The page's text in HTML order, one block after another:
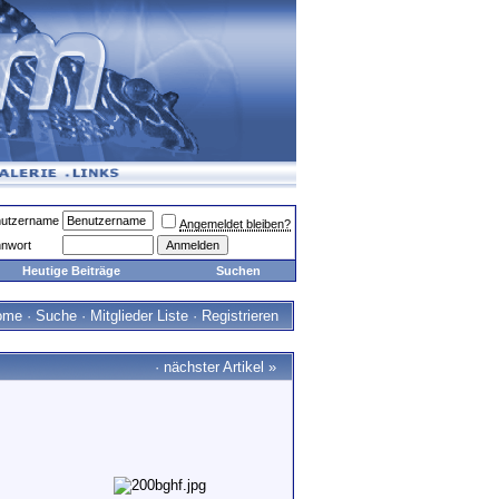
Angemeldet bleiben?
Heutige Beiträge
Suchen
· Suche · Mitglieder Liste · Registrieren
· nächster Artikel »